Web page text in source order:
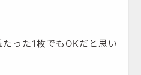
った1枚でもOKだと思い